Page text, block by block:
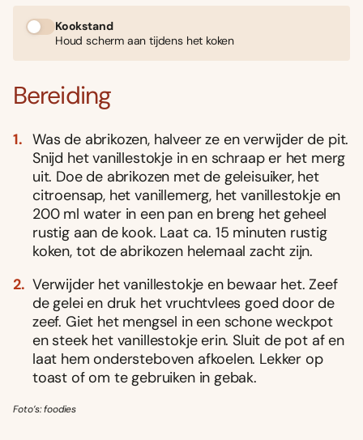
Kookstand
Houd scherm aan tijdens het koken
Bereiding
Was de abrikozen, halveer ze en verwijder de pit.
Snijd het vanillestokje in en schraap er het merg
uit. Doe de abrikozen met de geleisuiker, het
citroensap, het vanillemerg, het vanillestokje en
200 ml water in een pan en breng het geheel
rustig aan de kook. Laat ca. 15 minuten rustig
koken, tot de abrikozen helemaal zacht zijn.
Verwijder het vanillestokje en bewaar het. Zeef
de gelei en druk het vruchtvlees goed door de
zeef. Giet het mengsel in een schone weckpot
en steek het vanillestokje erin. Sluit de pot af en
laat hem ondersteboven afkoelen. Lekker op
toast of om te gebruiken in gebak.
Foto’s: foodies